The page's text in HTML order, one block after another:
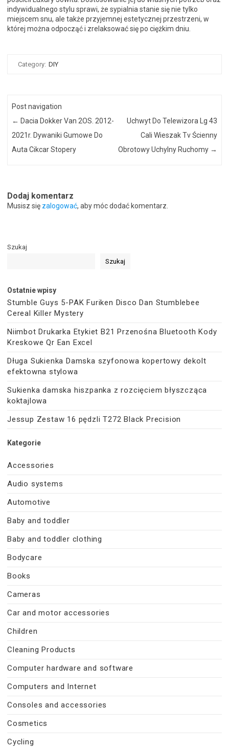
indywidualnego stylu sprawi, że sypialnia stanie się nie tylko
miejscem snu, ale także przyjemnej estetycznej przestrzeni, w
której można odpocząć i zrelaksować się po ciężkim dniu.
Category: DIY
Post navigation
← Dacia Dokker Van 2OS. 2012-
2021r. Dywaniki Gumowe Do
Auta Cikcar Stopery
Uchwyt Do Telewizora Lg 43
Cali Wieszak Tv Ścienny
Obrotowy Uchylny Ruchomy →
Dodaj komentarz
Musisz się zalogować, aby móc dodać komentarz.
Szukaj
Szukaj
Ostatnie wpisy
Stumble Guys 5-PAK Furiken Disco Dan Stumblebee
Cereal Killer Mystery
Niimbot Drukarka Etykiet B21 Przenośna Bluetooth Kody
Kreskowe Qr Ean Excel
Długa Sukienka Damska szyfonowa kopertowy dekolt
efektowna stylowa
Sukienka damska hiszpanka z rozcięciem błyszcząca
koktajlowa
Jessup Zestaw 16 pędzli T272 Black Precision
Kategorie
Accessories
Audio systems
Automotive
Baby and toddler
Baby and toddler clothing
Bodycare
Books
Cameras
Car and motor accessories
Children
Cleaning Products
Computer hardware and software
Computers and Internet
Consoles and accessories
Cosmetics
Cycling